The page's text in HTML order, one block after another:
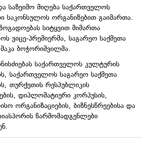
საზეიმო მიღება საქართველოს
საკონსულოს ორგანიზებით გაიმართა.
სიტყვით მიმართა
ვიცე-პრემიერმა, საგარეო საქმეთა
ბოჭორიშვილმა.
საქართველოს კულტურის
საქართველოს საგარეო საქმეთა
თურქეთის რესპუბლიკის
დიპლომატიური კორპუსის,
ორგანიზაციების, ბიზნესწრეებისა და
წარმომადგენლები